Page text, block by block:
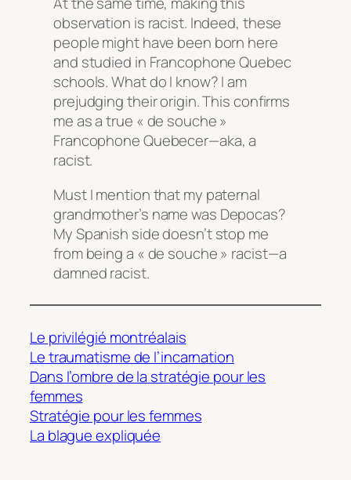
observation is racist. Indeed, these
people might have been born here
and studied in Francophone Quebec
schools. What do I know? I am
prejudging their origin. This confirms
me as a true « de souche »
Francophone Quebecer—aka, a
racist.
Must I mention that my paternal
grandmother’s name was Depocas?
My Spanish side doesn’t stop me
from being a « de souche » racist—a
damned racist.
Le privilégié montréalais
Le traumatisme de l’incarnation
Dans l’ombre de la stratégie pour les
femmes
Stratégie pour les femmes
La blague expliquée